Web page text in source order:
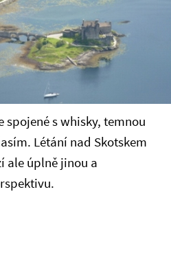
spojené s whisky, temnou
Létání nad Skotskem
ale úplně jinou a
a školení
cest
a historie